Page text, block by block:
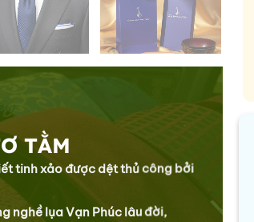
TẰM
tinh xảo được dệt thủ công bởi
nghề lụa Vạn Phúc lâu đời,